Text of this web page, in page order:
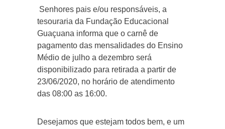
Senhores pais e/ou responsáveis, a
tesouraria da Fundação Educacional
Guaçuana informa que o carnê de
pagamento das mensalidades do Ensino
Médio de julho a dezembro será
disponibilizado para retirada a partir de
23/06/2020, no horário de atendimento
das 08:00 as 16:00.
Desejamos que estejam todos bem, e um